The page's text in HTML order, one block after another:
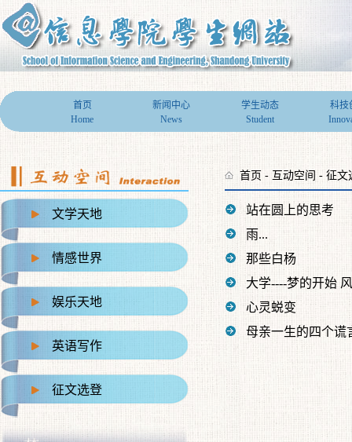
首页
Home
新闻中心
News
学生动态
Student
科技
文学天地
情感世界
娱乐天地
英语写作
征文选登
首页 - 互动空间 - 征文
站在圆上的思考
雨...
那些白杨
大学----梦的开始
心灵蜕变
母亲一生的四个谎